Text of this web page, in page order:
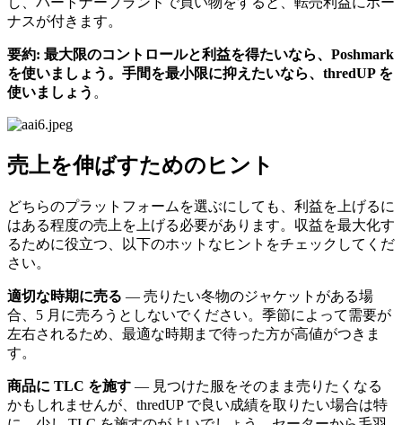
ナスが付きます。
要約: 最大限のコントロールと利益を得たいなら、Poshmark
を使いましょう。手間を最小限に抑えたいなら、thredUP を
使いましょう 。
売上を伸ばすためのヒント
どちらのプラットフォームを選ぶにしても、利益を上げるに
はある程度の売上を上げる必要があります。収益を最大化す
るために役立つ、以下のホットなヒントをチェックしてくだ
さい。
適切な時期に売る — 売りたい冬物のジャケットがある場
合、5 月に売ろうとしないでください。季節によって需要が
左右されるため、最適な時期まで待った方が高値がつきま
す。
商品に TLC を施す — 見つけた服をそのまま売りたくなる
かもしれませんが、thredUP で良い成績を取りたい場合は特